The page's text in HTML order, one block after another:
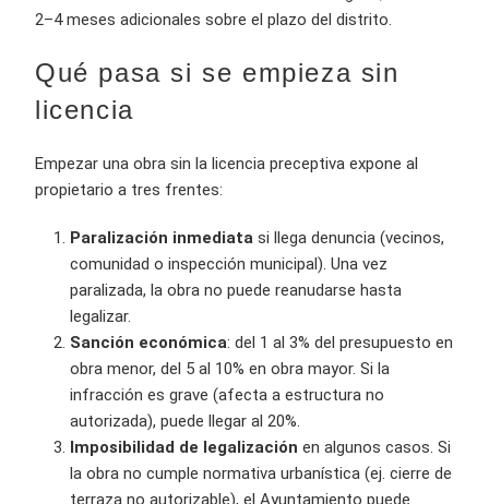
2–4 meses adicionales sobre el plazo del distrito.
Qué pasa si se empieza sin
licencia
Empezar una obra sin la licencia preceptiva expone al
propietario a tres frentes:
Paralización inmediata si llega denuncia (vecinos,
comunidad o inspección municipal). Una vez
paralizada, la obra no puede reanudarse hasta
legalizar.
Sanción económica: del 1 al 3% del presupuesto en
obra menor, del 5 al 10% en obra mayor. Si la
infracción es grave (afecta a estructura no
autorizada), puede llegar al 20%.
Imposibilidad de legalización en algunos casos. Si
la obra no cumple normativa urbanística (ej. cierre de